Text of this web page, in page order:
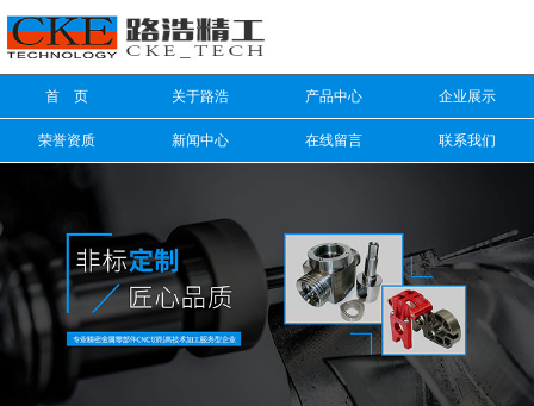
首 页 关于路浩 产品中心 企业展示
荣誉资质 新闻中心 在线留言 联系我们
信息搜索